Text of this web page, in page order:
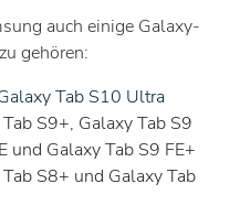
auch einige Galaxy-
gehören:
Tab S10 Ultra
S9+, Galaxy Tab S9
und Galaxy Tab S9 FE+
S8+ und Galaxy Tab